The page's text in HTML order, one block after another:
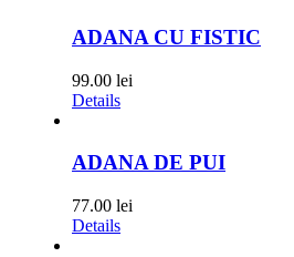
ADANA CU FISTIC
99.00 lei
Details
ADANA DE PUI
77.00 lei
Details